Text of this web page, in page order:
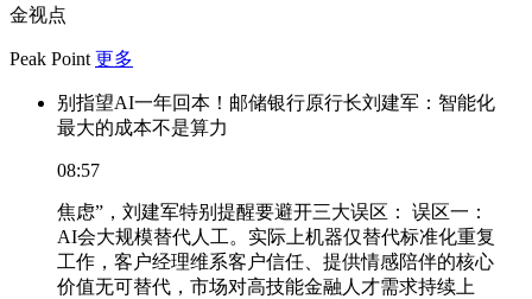
金视点
Peak Point 更多
别指望AI一年回本！邮储银行原行长刘建军：智能化
最大的成本不是算力
08:57
焦虑”，刘建军特别提醒要避开三大误区： 误区一：
AI会大规模替代人工。实际上机器仅替代标准化重复
工作，客户经理维系客户信任、提供情感陪伴的核心
价值无可替代，市场对高技能金融人才需求持续上